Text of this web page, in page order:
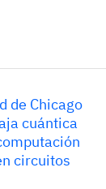
de Chicago
cuántica
circuitos